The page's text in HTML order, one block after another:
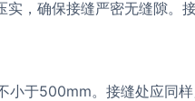
，确保接缝严密无缝隙。
小于500mm。接缝处应同